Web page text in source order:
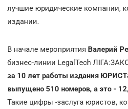
лучшие юридические компании,
издании.
В начале мероприятия Валерий
бизнес-линии LegalTech
за 10 лет работы издания
выпущено 510 номеров, а это -
Такие цифры -заслуга юристов,